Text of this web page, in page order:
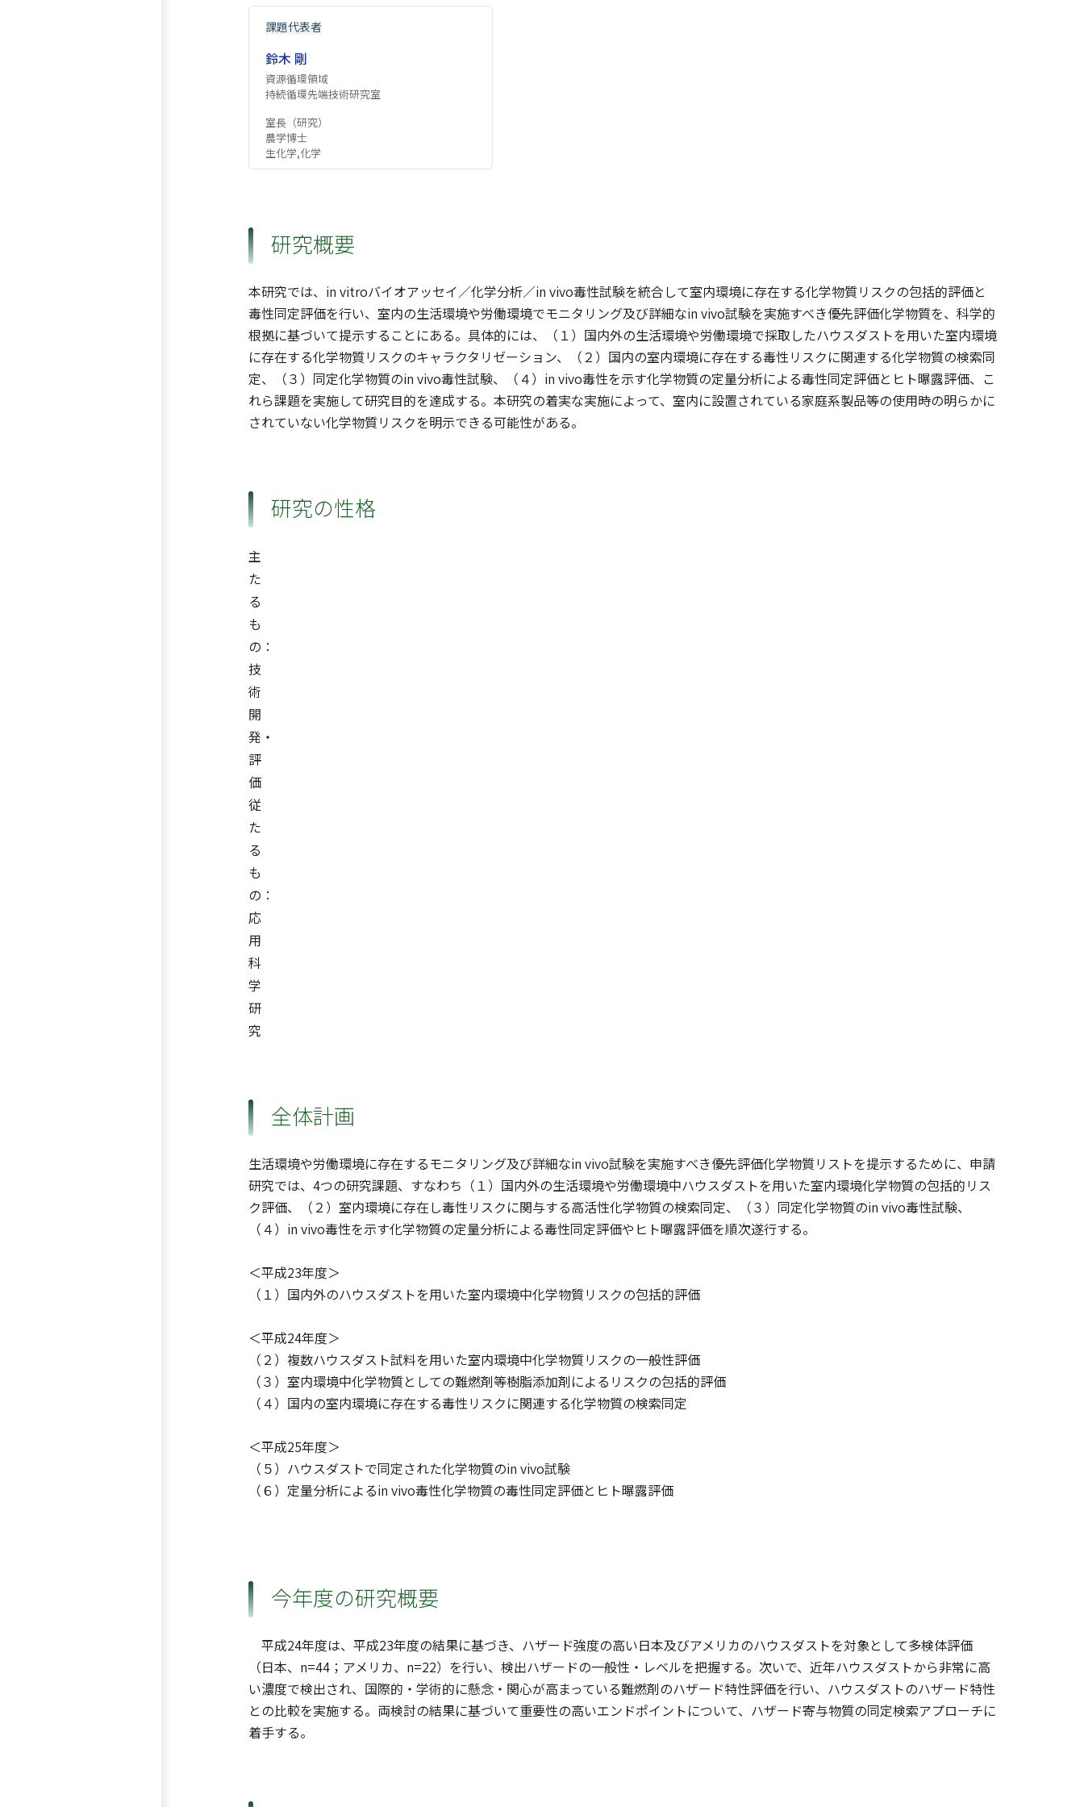
課題代表者
鈴木 剛
資源循環領域
持続循環先端技術研究室
室長（研究）
農学博士
生化学,化学
研究概要
本研究では、in vitroバイオアッセイ／化学分析／in vivo毒性試験を統合して室内環境に存在する化学物質リスクの包括的評価と
毒性同定評価を行い、室内の生活環境や労働環境でモニタリング及び詳細なin vivo試験を実施すべき優先評価化学物質を、科学的
根拠に基づいて提示することにある。具体的には、（１）国内外の生活環境や労働環境で採取したハウスダストを用いた室内環境
に存在する化学物質リスクのキャラクタリゼーション、（２）国内の室内環境に存在する毒性リスクに関連する化学物質の検索同
定、（３）同定化学物質のin vivo毒性試験、（４）in vivo毒性を示す化学物質の定量分析による毒性同定評価とヒト曝露評価、こ
れら課題を実施して研究目的を達成する。本研究の着実な実施によって、室内に設置されている家庭系製品等の使用時の明らかに
されていない化学物質リスクを明示できる可能性がある。
研究の性格
主
た
る
も
の：
技
術
開
発・
評
価
従
た
る
も
の：
応
用
科
学
研
究
全体計画
生活環境や労働環境に存在するモニタリング及び詳細なin vivo試験を実施すべき優先評価化学物質リストを提示するために、申請
研究では、4つの研究課題、すなわち（１）国内外の生活環境や労働環境中ハウスダストを用いた室内環境化学物質の包括的リス
ク評価、（２）室内環境に存在し毒性リスクに関与する高活性化学物質の検索同定、（３）同定化学物質のin vivo毒性試験、
（４）in vivo毒性を示す化学物質の定量分析による毒性同定評価やヒト曝露評価を順次遂行する。
＜平成23年度＞
（１）国内外のハウスダストを用いた室内環境中化学物質リスクの包括的評価
＜平成24年度＞
（２）複数ハウスダスト試料を用いた室内環境中化学物質リスクの一般性評価
（３）室内環境中化学物質としての難燃剤等樹脂添加剤によるリスクの包括的評価
（４）国内の室内環境に存在する毒性リスクに関連する化学物質の検索同定
＜平成25年度＞
（５）ハウスダストで同定された化学物質のin vivo試験
（６）定量分析によるin vivo毒性化学物質の毒性同定評価とヒト曝露評価
今年度の研究概要
平成24年度は、平成23年度の結果に基づき、ハザード強度の高い日本及びアメリカのハウスダストを対象として多検体評価
（日本、n=44；アメリカ、n=22）を行い、検出ハザードの一般性・レベルを把握する。次いで、近年ハウスダストから非常に高
い濃度で検出され、国際的・学術的に懸念・関心が高まっている難燃剤のハザード特性評価を行い、ハウスダストのハザード特性
との比較を実施する。両検討の結果に基づいて重要性の高いエンドポイントについて、ハザード寄与物質の同定検索アプローチに
着手する。